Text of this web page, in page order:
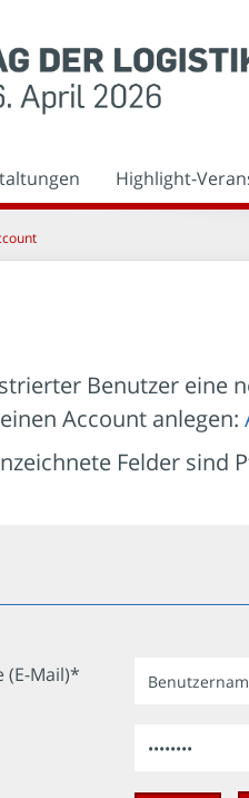
Highlight-
Benutzer eine
Account anlegen:
Felder sind
(E-Mail)*